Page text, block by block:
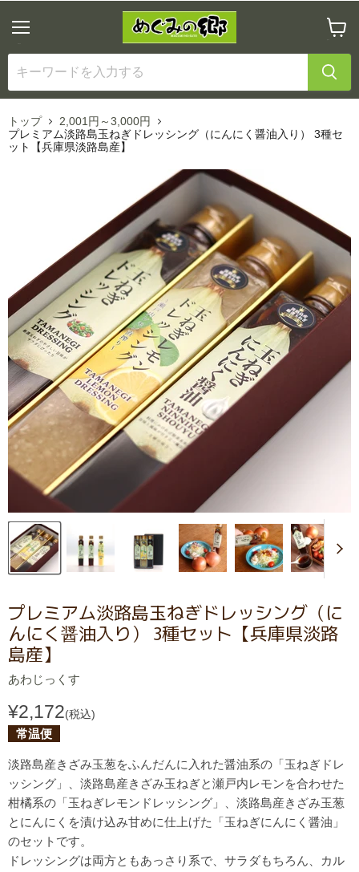
ニ
ュ
ー
ー
ト
を
見
トップ
2,001円～3,000円
プレミアム淡路島玉ねぎドレッシング（にんにく醤油入り） 3種セ
ット【兵庫県淡路島産】
プレミアム淡路島玉ねぎドレッシング（に
んにく醤油入り） 3種セット【兵庫県淡路
島産】
あわじっくす
¥2,172(税込)
常温便
淡路島産きざみ玉葱をふんだんに入れた醤油系の「玉ねぎドレ
ッシング」、淡路島産きざみ玉ねぎと瀬戸内レモンを合わせた
柑橘系の「玉ねぎレモンドレッシング」、淡路島産きざみ玉葱
とにんにくを漬け込み甘めに仕上げた「玉ねぎにんにく醤油」
のセットです。
ドレッシングは両方ともあっさり系で、サラダもちろん、カル